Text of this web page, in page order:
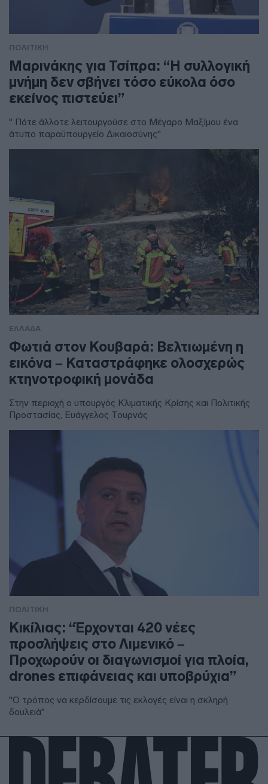
ΠΟΛΙΤΙΚΗ
Μαρινάκης για Τσίπρα: “Η συλλογική
μνήμη δεν σβήνει τόσο εύκολα όσο
εκείνος πιστεύει”
" Πότε άλλοτε λειτουργούσε στο Μέγαρο Μαξίμου ένα
άτυπο παραϋπουργείο Δικαιοσύνης"
ΕΛΛΑΔΑ
Φωτιά στον Κουβαρά: Βελτιωμένη η
εικόνα – Καταστράφηκε ολοσχερώς
κτηνοτροφική μονάδα
Στην περιοχή ο υπουργός Κλιματικής Κρίσης και Πολιτικής
Προστασίας, Ευάγγελος Τουρνάς
ΠΟΛΙΤΙΚΗ
Κικίλιας: “Έρχονται 420 νέες
προσλήψεις στο Λιμενικό –
Προχωρούν οι διαγωνισμοί για πλοία,
drones επιφάνειας και υποβρύχια”
"Ο τρόπος να κερδίσουμε τις εκλογές είναι η σκληρή
δουλειά"